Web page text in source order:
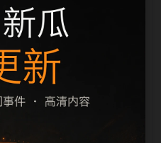
一致性，避免无关关键词
布完全相同的标题。图片
围绕主关键词、栏目词和
理解页面主题。后续采集
、坏图默认图兜底、标题